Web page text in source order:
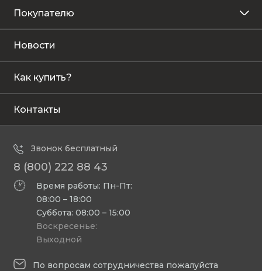
Покупателю
Новости
Как купить?
Контакты
Звонок бесплатный
8 (800) 222 88 43
Время работы: Пн-Пт:
08:00 – 18:00
Суббота: 08:00 – 15:00
Воскресенье:
Выходной
По вопросам сотрудничества пожалуйста